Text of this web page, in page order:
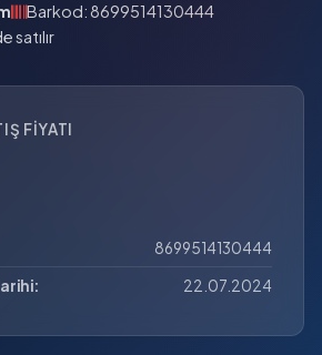
Barkod: 8699514130444
satılır
FIYATI
8699514130444
22.07.2024